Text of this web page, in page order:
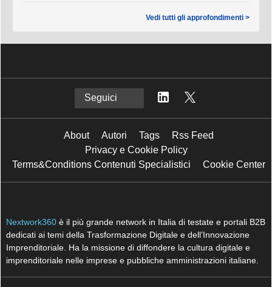
Vedi tutti gli approfondimenti >
Seguici
About Autori Tags
Rss Feed
Privacy e Cookie Policy
Terms&Conditions Contenuti Specialistici
Cookie Center
Nextwork360è il più grande network in Italia di testate e portali B2B
dedicati ai temi della Trasformazione Digitale e dell’Innovazione
Imprenditoriale. Ha la missione di diffondere la cultura digitale e
imprenditoriale nelle imprese e pubbliche amministrazioni italiane.